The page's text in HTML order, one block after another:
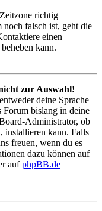
richtig
noch falsch ist, geht die
einen
kann.
zur Auswahl!
deine Sprache
Forum bislang in deine
Administrator, ob
installieren kann. Falls
freuen, wenn du es
dazu können auf
aufphpBB.de